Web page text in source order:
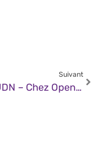
Suivant
JDN – Chez OpenAI, Des Français À Tous Les Étages